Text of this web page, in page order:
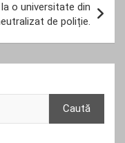
o universitate din
de poliție.
Caută